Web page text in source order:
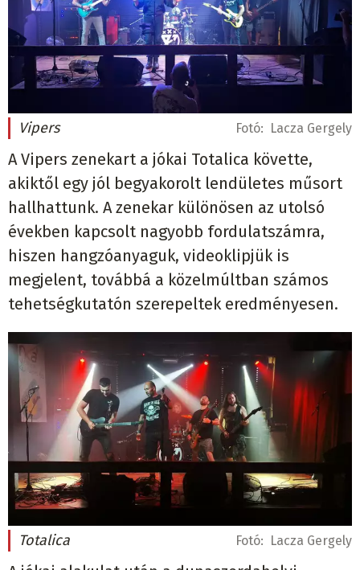
Vipers Fotó: Lacza Gergely
A Vipers zenekart a jókai Totalica követte,
akiktől egy jól begyakorolt lendületes műsort
hallhattunk. A zenekar különösen az utolsó
években kapcsolt nagyobb fordulatszámra,
hiszen hangzóanyaguk, videoklipjük is
megjelent, továbbá a közelmúltban számos
tehetségkutatón szerepeltek eredményesen.
Totalica Fotó: Lacza Gergely